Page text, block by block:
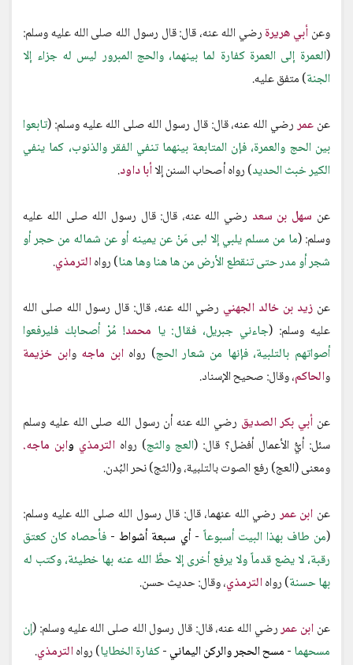
وعنأبي هريرةرضي الله عنه، قال: قال رسول الله صلى الله عليه وسلم:
(العمرة إلى العمرة كفارة لما بينهما، والحج المبرور ليس له جزاء إلا
الجنة) متفق عليه.
عنعمررضي الله عنه، قال: قال رسول الله صلى الله عليه وسلم: (تابعوا
بين الحج والعمرة، فإن المتابعة بينهما تنفي الفقر والذنوب، كما ينفي
الكير خبث الحديد) رواه أصحاب السنن إلاأبا داود.
عن سهل بن سعد رضي الله عنه، قال: قال رسول الله صلى الله عليه
وسلم: (ما من مسلم يلبي إلا لبى مَنْ عن يمينه أو عن شماله من حجر أو
شجر أو مدر حتى تنقطع الأرض من ها هنا وها هنا) رواهالترمذي.
عنزيد بن خالد الجهني رضي الله عنه، قال: قال رسول الله صلى الله
عليه وسلم: (جاءني جبريل، فقال: يا محمد! مُرْ أصحابك فليرفعوا
أصواتهم بالتلبية، فإنها من شعار الحج) رواهابن ماجهوابن خزيمة
والحاكم، وقال: صحيح الإسناد.
عن أبي بكر الصديق رضي الله عنه أن رسول الله صلى الله عليه وسلم
سئل: أيُّ الأعمال أفضل؟ قال: (العج والثج) رواه الترمذي وابن ماجه.
ومعنى (العج) رفع الصوت بالتلبية، و(الثج) نحر البُدن.
عن ابن عمررضي الله عنهما، قال: قال رسول الله صلى الله عليه وسلم:
(من طاف بهذا البيت أسبوعاً - أي سبعة أشواط - فأحصاه كان كعتق
رقبة، لا يضع قدماً ولا يرفع أخرى إلا حطَّ الله عنه بها خطيئة، وكتب له
بها حسنة) رواهالترمذي، وقال: حديث حسن.
عنابن عمررضي الله عنه، قال: قال رسول الله صلى الله عليه وسلم: (إن
مسحهما- مسح الحجر والركن اليماني -كفارة الخطايا) رواهالترمذي.